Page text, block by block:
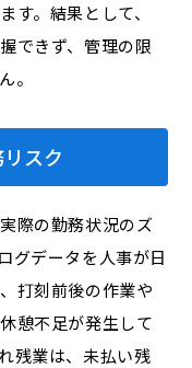
す。結果として、
できず、管理の限
。
スク
際の勤務状況のズ
グデータを人事が日
打刻前後の作業や
憩不足が発生して
残業は、未払い残